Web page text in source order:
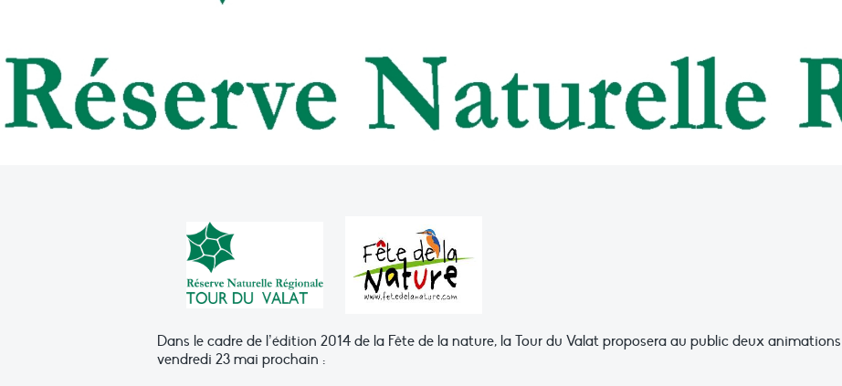
Dans le cadre de l’édition 2014 de la Fête de la nature, la Tour du Valat proposera au public deux animations
vendredi 23 mai prochain :